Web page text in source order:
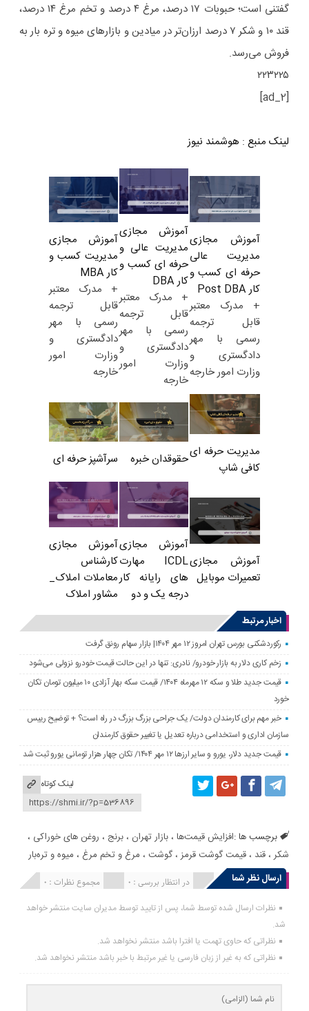
گفتنی است؛ حبوبات ۱۷ درصد، مرغ ۴ درصد و تخم مرغ ۱۴ درصد،
قند ۱۰ و شکر ۷ درصد ارزان‌تر در میادین و بازارهای میوه و تره بار به
فروش می‌رسد.
۲۲۳۲۲۵
[ad_2]
لینک منبع : هوشمند نیوز
آموزش مجازی
مدیریت عالی
حرفه ای کسب و
کار Post DBA
+ مدرک معتبر
قابل ترجمه
رسمی با مهر
دادگستری و
وزارت امور خارجه
آموزش مجازی
مدیریت عالی و
حرفه ای کسب و
کار DBA
+ مدرک معتبر
قابل ترجمه
رسمی با مهر
دادگستری و
وزارت امور
خارجه
آموزش مجازی
مدیریت کسب و
کار MBA
+ مدرک معتبر
قابل ترجمه
رسمی با مهر
دادگستری و
وزارت امور
خارجه
مدیریت حرفه ای
کافی شاپ
حقوقدان خبره سرآشپز حرفه ای
آموزش مجازی
تعمیرات موبایل
آموزش مجازی
ICDL مهارت
های رایانه کار
درجه یک و دو
آموزش مجازی
کارشناس
معاملات املاک_
مشاور املاک
اخبار مرتبط
رکوردشکنی بورس تهران امروز ۱۲ مهر ۱۴۰۴| بازار سهام رونق گرفت
زخم کاری دلار به بازار خودرو/ نادری: تنها در این حالت قیمت خودرو نزولی می‌شود
قیمت جدید طلا و سکه ۱۲ مهرماه ۱۴۰۴/ قیمت سکه بهار آزادی ۱۰ میلیون تومان تکان
خورد
خبر مهم برای کارمندان دولت/ یک جراحی بزرگ بزرگ در راه است؟ + توضیح رییس
سازمان اداری و استخدامی درباره تعدیل یا تغییر حقوق کارمندان
قیمت جدید دلار، یورو و سایر ارزها ۱۲ مهر ۱۴۰۴/ تکان چهار هزار تومانی یورو ثبت شد
لینک کوتاه
برچسب ها :افزایش قیمت‌ها ،بازار تهران ،برنج ، روغن های خوراکی ،
شکر ،قند ،قیمت گوشت قرمز ،گوشت ، مرغ و تخم مرغ ، میوه و تره‌بار
ارسال نظر شما
مجموع نظرات : 0 در انتظار بررسی : 0 انتشار یافته : 0
نظرات ارسال شده توسط شما، پس از تایید توسط مدیران سایت منتشر خواهد
شد.
نظراتی که حاوی تهمت یا افترا باشد منتشر نخواهد شد.
نظراتی که به غیر از زبان فارسی یا غیر مرتبط با خبر باشد منتشر نخواهد شد.